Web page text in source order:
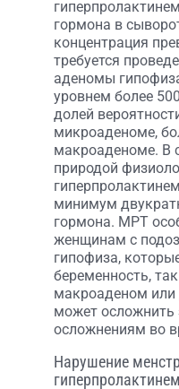
гормона в
концентрация
требуется
аденомы
уровнем более
долей
микроаденоме,
макроаденоме. В
природой
минимум
гормона. МРТ
женщинам с
гипофиза,
беременность,
макроаденом или
может осложнить
осложнениям во
Нарушение